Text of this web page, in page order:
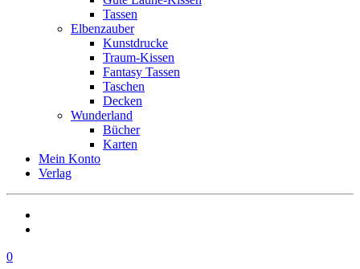
Tassen
Elbenzauber
Kunstdrucke
Traum-Kissen
Fantasy Tassen
Taschen
Decken
Wunderland
Bücher
Karten
Mein Konto
Verlag
0